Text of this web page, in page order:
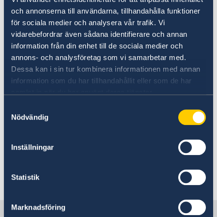
och annonserna till användarna, tillhandahålla funktioner
för sociala medier och analysera vår trafik. Vi
vidarebefordrar även sådana identifierare och annan
information från din enhet till de sociala medier och
annons- och analysföretag som vi samarbetar med.
Dessa kan i sin tur kombinera informationen med annan
information som du har tillhandahållit eller som de har
Nödvändig
Inställningar
Statistik
Marknadsföring
främmande land eller med yttre element som
äventyrar den nationella säkerheten.
Lagen kan tillämpas retroaktivt, och på
aktiviteter och uttalanden som gjorts utanför
Hong Kong. Den omfattar även aktiviteter och
uttalanden på sociala medier.
säkerhetslagarna kan, under vissa
för rättegång. Den rättsliga påföljden för brott
mot denna lag kan vara livstids fängelse.
Senast uppdaterad 01 juni 2026, 21.01